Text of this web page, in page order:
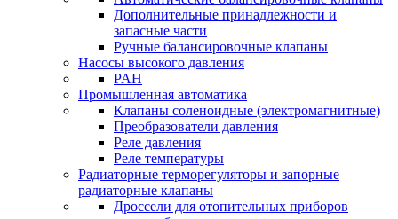
Дополнительные принадлежности и
запасные части
Ручные балансировочные клапаны
Насосы высокого давления
PAH
Промышленная автоматика
Клапаны соленоидные (электромагнитные)
Преобразователи давления
Реле давления
Реле температуры
Радиаторные терморегуляторы и запорные
радиаторные клапаны
Дроссели для отопительных приборов